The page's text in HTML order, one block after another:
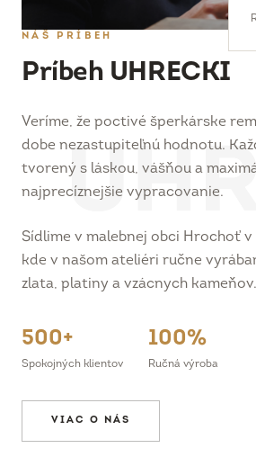
NÁŠ PRÍBEH
Príbeh UHRECKI
Veríme, že poctivé šperkárske
dobe nezastupiteľnú hodnotu.
tvorený s láskou, vášňou a
najprecíznejšie vypracovanie.
Sídlime v malebnej obci Hrochoť v
kde v našom ateliéri ručne
zlata, platiny a vzácnych kameňov.
500+
Spokojných klientov
100%
Ručná výroba
VIAC O NÁS